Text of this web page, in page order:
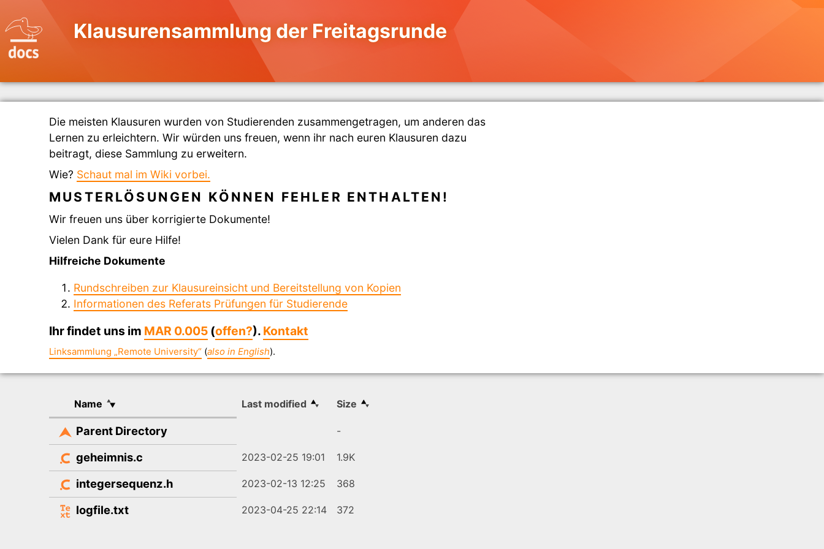
Klausurensammlung der Freitagsrunde
Die meisten Klausuren wurden von Studierenden zusammengetragen, um anderen das
Lernen zu erleichtern. Wir würden uns freuen, wenn ihr nach euren Klausuren dazu
beitragt, diese Sammlung zu erweitern.
Wie? Schaut mal im Wiki vorbei.
MUSTERLÖSUNGEN KÖNNEN FEHLER ENTHALTEN!
Wir freuen uns über korrigierte Dokumente!
Vielen Dank für eure Hilfe!
Hilfreiche Dokumente
Rundschreiben zur Klausureinsicht und Bereitstellung von Kopien
Informationen des Referats Prüfungen für Studierende
Ihr findet uns im MAR 0.005 (offen?). Kontakt
Linksammlung „Remote University“ (also in English).
Name Last modified Size
Parent Directory -
geheimnis.c 2023-02-25 19:01 1.9K
integersequenz.h 2023-02-13 12:25 368
logfile.txt 2023-04-25 22:14 372